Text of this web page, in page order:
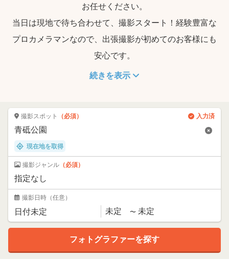
お任せください。
当日は現地で待ち合わせて、撮影スタート！経験豊富な
プロカメラマンなので、出張撮影が初めてのお客様にも
安心です。
続きを表示
撮影スポット （必須） 入力済
現在地を取得
撮影ジャンル （必須）
撮影日時 （任意）